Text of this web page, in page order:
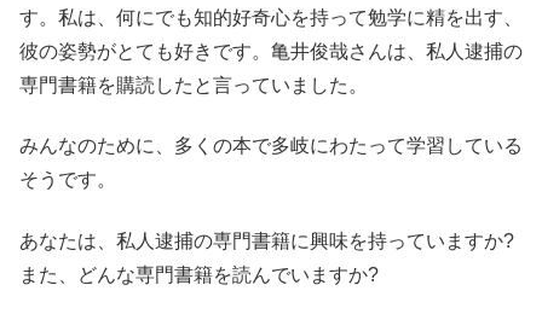
す。私は、何にでも知的好奇心を持って勉学に精を出す、
彼の姿勢がとても好きです。亀井俊哉さんは、私人逮捕の
専門書籍を購読したと言っていました。
みんなのために、多くの本で多岐にわたって学習している
そうです。
あなたは、私人逮捕の専門書籍に興味を持っていますか?
また、どんな専門書籍を読んでいますか?